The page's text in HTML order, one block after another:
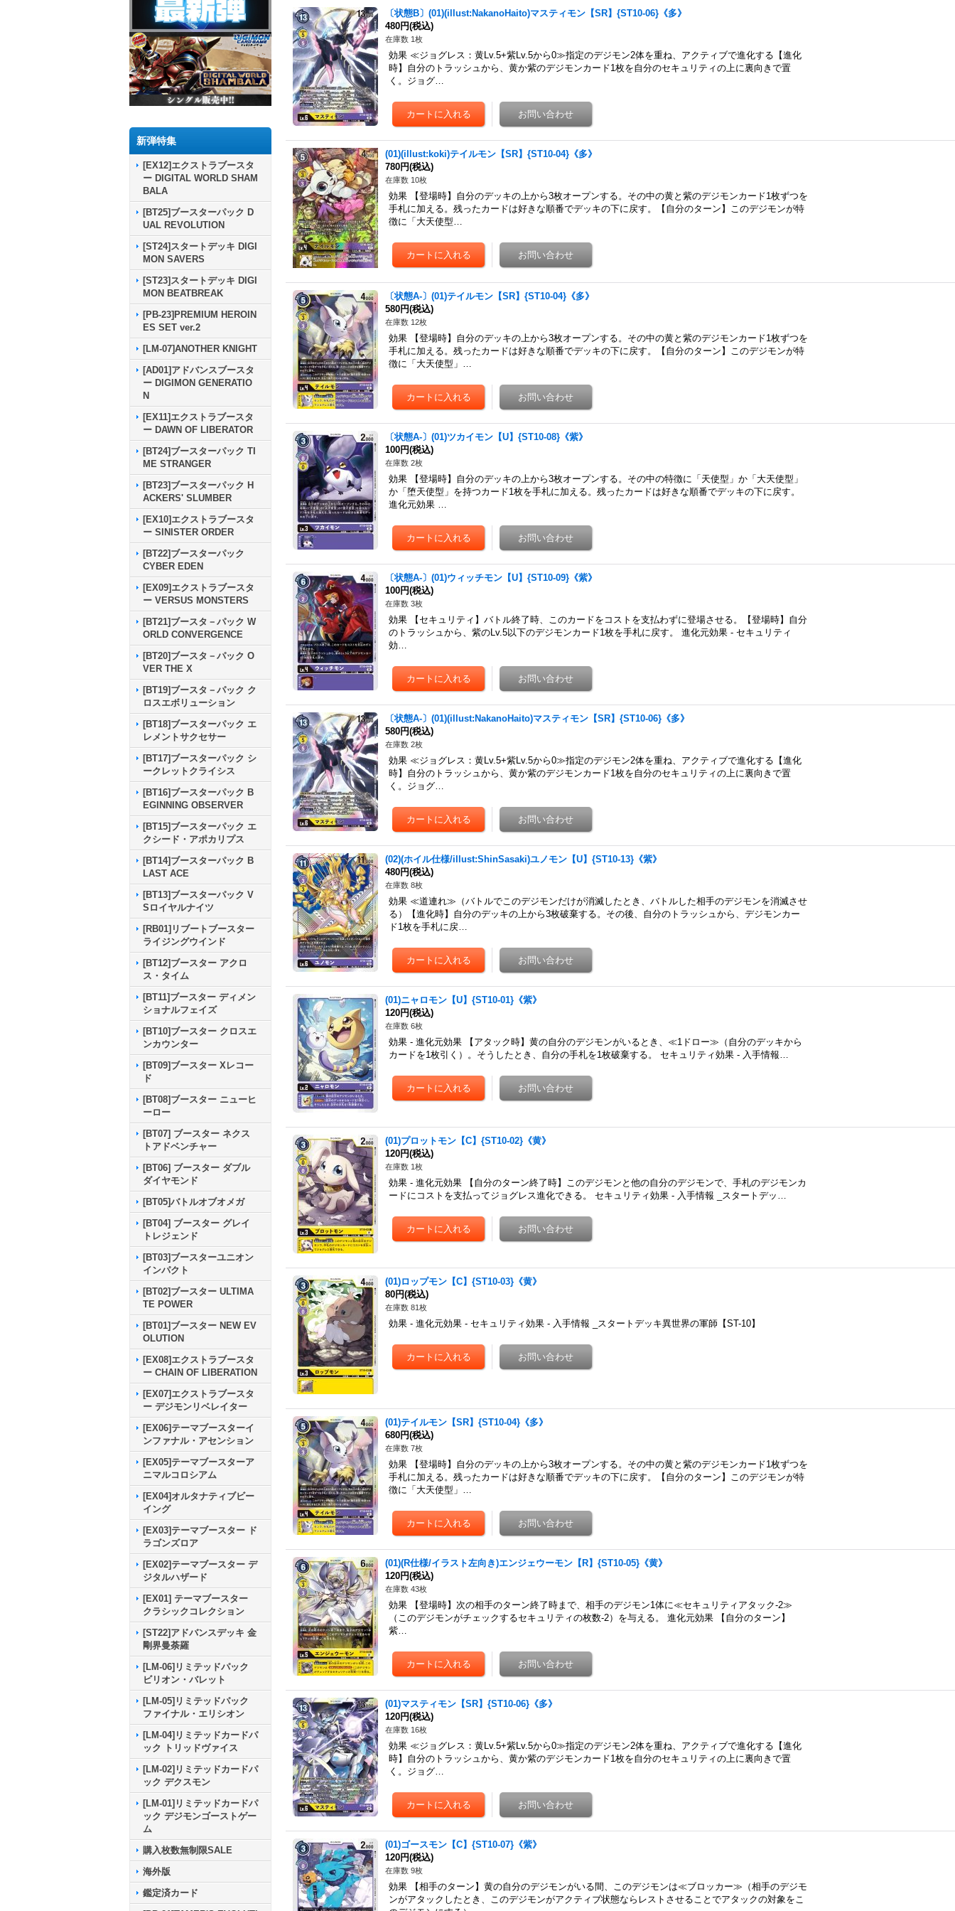
新弾特集
[EX12]エクストラブースタ
ー DIGITAL WORLD SHAM
BALA
[BT25]ブースターパック D
UAL REVOLUTION
[ST24]スタートデッキ DIGI
MON SAVERS
[ST23]スタートデッキ DIGI
MON BEATBREAK
[PB-23]PREMIUM HEROIN
ES SET ver.2
[LM-07]ANOTHER KNIGHT
[AD01]アドバンスブースタ
ー DIGIMON GENERATIO
N
[EX11]エクストラブースタ
ー DAWN OF LIBERATOR
[BT24]ブースターパック TI
ME STRANGER
[BT23]ブースターパック H
ACKERS' SLUMBER
[EX10]エクストラブースタ
ー SINISTER ORDER
[BT22]ブースターパック
CYBER EDEN
[EX09]エクストラブースタ
ー VERSUS MONSTERS
[BT21]ブースタ－パック W
ORLD CONVERGENCE
[BT20]ブースタ－パック O
VER THE X
[BT19]ブースタ－パック ク
ロスエボリューション
[BT18]ブースターパック エ
レメントサクセサー
[BT17]ブースターパック シ
ークレットクライシス
[BT16]ブースターパック B
EGINNING OBSERVER
[BT15]ブースターパック エ
クシード・アポカリプス
[BT14]ブースターパック B
LAST ACE
[BT13]ブースターパック V
Sロイヤルナイツ
[RB01]リブートブースター
ライジングウインド
[BT12]ブースター アクロ
ス・タイム
[BT11]ブースター ディメン
ショナルフェイズ
[BT10]ブースター クロスエ
ンカウンター
[BT09]ブースター Xレコー
ド
[BT08]ブースター ニューヒ
ーロー
[BT07] ブースター ネクス
トアドベンチャー
[BT06] ブースター ダブル
ダイヤモンド
[BT05]バトルオブオメガ
[BT04] ブースター グレイ
トレジェンド
[BT03]ブースターユニオン
インパクト
[BT02]ブースター ULTIMA
TE POWER
[BT01]ブースター NEW EV
OLUTION
[EX08]エクストラブースタ
ー CHAIN OF LIBERATION
[EX07]エクストラブースタ
ー デジモンリベレイター
[EX06]テーマブースターイ
ンファナル・アセンション
[EX05]テーマブースターア
ニマルコロシアム
[EX04]オルタナティブビー
イング
[EX03]テーマブースター ド
ラゴンズロア
[EX02]テーマブースター デ
ジタルハザード
[EX01] テーマブースター
クラシックコレクション
[ST22]アドバンスデッキ 金
剛界曼荼羅
[LM-06]リミテッドパック
ビリオン・バレット
[LM-05]リミテッドパック
ファイナル・エリシオン
[LM-04]リミテッドカードパ
ック トリッドヴァイス
[LM-02]リミテッドカードパ
ック デクスモン
[LM-01]リミテッドカードパ
ック デジモンゴーストゲー
ム
購入枚数無制限SALE
海外版
鑑定済カード
〔状態B〕(01)(illust:NakanoHaito)マスティモン【SR】{ST10-06}《多》
480円(税込)
在庫数 1枚
効果 ≪ジョグレス：黄Lv.5+紫Lv.5から0≫指定のデジモン2体を重ね、アクティブで進化する【進化
時】自分のトラッシュから、黄か紫のデジモンカード1枚を自分のセキュリティの上に裏向きで置
く。ジョグ…
(01)(illust:koki)テイルモン【SR】{ST10-04}《多》
780円(税込)
在庫数 10枚
効果 【登場時】自分のデッキの上から3枚オープンする。その中の黄と紫のデジモンカード1枚ずつを
手札に加える。残ったカードは好きな順番でデッキの下に戻す。【自分のターン】このデジモンが特
徴に「大天使型…
〔状態A-〕(01)テイルモン【SR】{ST10-04}《多》
580円(税込)
在庫数 12枚
効果 【登場時】自分のデッキの上から3枚オープンする。その中の黄と紫のデジモンカード1枚ずつを
手札に加える。残ったカードは好きな順番でデッキの下に戻す。【自分のターン】このデジモンが特
徴に「大天使型」…
〔状態A-〕(01)ツカイモン【U】{ST10-08}《紫》
100円(税込)
在庫数 2枚
効果 【登場時】自分のデッキの上から3枚オープンする。その中の特徴に「天使型」か「大天使型」
か「堕天使型」を持つカード1枚を手札に加える。残ったカードは好きな順番でデッキの下に戻す。
進化元効果 …
〔状態A-〕(01)ウィッチモン【U】{ST10-09}《紫》
100円(税込)
在庫数 3枚
効果 【セキュリティ】バトル終了時、このカードをコストを支払わずに登場させる。【登場時】自分
のトラッシュから、紫のLv.5以下のデジモンカード1枚を手札に戻す。 進化元効果 - セキュリティ
効…
〔状態A-〕(01)(illust:NakanoHaito)マスティモン【SR】{ST10-06}《多》
580円(税込)
在庫数 2枚
効果 ≪ジョグレス：黄Lv.5+紫Lv.5から0≫指定のデジモン2体を重ね、アクティブで進化する【進化
時】自分のトラッシュから、黄か紫のデジモンカード1枚を自分のセキュリティの上に裏向きで置
く。ジョグ…
(02)(ホイル仕様/illust:ShinSasaki)ユノモン【U】{ST10-13}《紫》
480円(税込)
在庫数 8枚
効果 ≪道連れ≫（バトルでこのデジモンだけが消滅したとき、バトルした相手のデジモンを消滅させ
る）【進化時】自分のデッキの上から3枚破棄する。その後、自分のトラッシュから、デジモンカー
ド1枚を手札に戻…
(01)ニャロモン【U】{ST10-01}《紫》
120円(税込)
在庫数 6枚
効果 - 進化元効果 【アタック時】黄の自分のデジモンがいるとき、≪1ドロー≫（自分のデッキから
カードを1枚引く）。そうしたとき、自分の手札を1枚破棄する。 セキュリティ効果 - 入手情報…
(01)プロットモン【C】{ST10-02}《黄》
120円(税込)
在庫数 1枚
効果 - 進化元効果 【自分のターン終了時】このデジモンと他の自分のデジモンで、手札のデジモンカ
ードにコストを支払ってジョグレス進化できる。 セキュリティ効果 - 入手情報 _スタートデッ…
(01)ロップモン【C】{ST10-03}《黄》
80円(税込)
在庫数 81枚
効果 - 進化元効果 - セキュリティ効果 - 入手情報 _スタートデッキ異世界の軍師【ST-10】
(01)テイルモン【SR】{ST10-04}《多》
680円(税込)
在庫数 7枚
効果 【登場時】自分のデッキの上から3枚オープンする。その中の黄と紫のデジモンカード1枚ずつを
手札に加える。残ったカードは好きな順番でデッキの下に戻す。【自分のターン】このデジモンが特
徴に「大天使型」…
(01)(R仕様/イラスト左向き)エンジェウーモン【R】{ST10-05}《黄》
120円(税込)
在庫数 43枚
効果 【登場時】次の相手のターン終了時まで、相手のデジモン1体に≪セキュリティアタック-2≫
（このデジモンがチェックするセキュリティの枚数-2）を与える。 進化元効果 【自分のターン】
紫…
(01)マスティモン【SR】{ST10-06}《多》
120円(税込)
在庫数 16枚
効果 ≪ジョグレス：黄Lv.5+紫Lv.5から0≫指定のデジモン2体を重ね、アクティブで進化する【進化
時】自分のトラッシュから、黄か紫のデジモンカード1枚を自分のセキュリティの上に裏向きで置
く。ジョグ…
(01)ゴースモン【C】{ST10-07}《紫》
120円(税込)
在庫数 9枚
効果 【相手のターン】黄の自分のデジモンがいる間、このデジモンは≪ブロッカー≫（相手のデジモ
ンがアタックしたとき、このデジモンがアクティブ状態ならレストさせることでアタックの対象をこ